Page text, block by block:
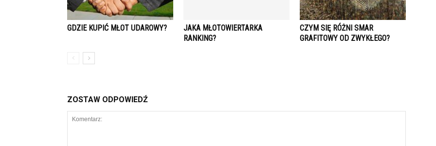
GDZIE KUPIĆ MŁOT UDAROWY?
JAKA MŁOTOWIERTARKA
RANKING?
CZYM SIĘ RÓŻNI SMAR
GRAFITOWY OD ZWYKŁEGO?
ZOSTAW ODPOWIEDŹ